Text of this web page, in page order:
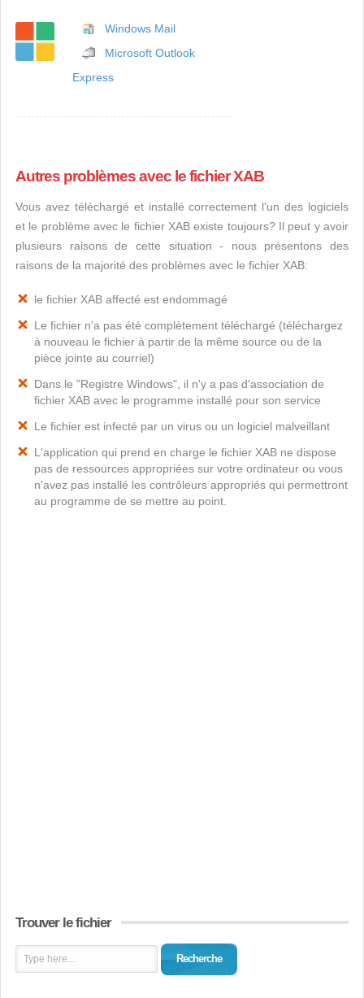
Windows Mail
Microsoft Outlook
Express
Autres problèmes avec le fichier XAB
Vous avez téléchargé et installé correctement l'un des logiciels
et le problème avec le fichier XAB existe toujours? Il peut y avoir
plusieurs raisons de cette situation - nous présentons des
raisons de la majorité des problèmes avec le fichier XAB:
le fichier XAB affecté est endommagé
Le fichier n'a pas été complètement téléchargé (téléchargez
à nouveau le fichier à partir de la même source ou de la
pièce jointe au courriel)
Dans le "Registre Windows", il n'y a pas d'association de
fichier XAB avec le programme installé pour son service
Le fichier est infecté par un virus ou un logiciel malveillant
L'application qui prend en charge le fichier XAB ne dispose
pas de ressources appropriées sur votre ordinateur ou vous
n'avez pas installé les contrôleurs appropriés qui permettront
au programme de se mettre au point.
Trouver le fichier
Recherche